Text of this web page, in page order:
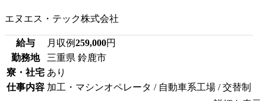
エヌエス・テック株式会社
給与 月収例259,000円
勤務地
三重県 鈴鹿市
寮・社宅 あり
仕事内容 加工・マシンオペレータ / 自動車系工場 / 交替制